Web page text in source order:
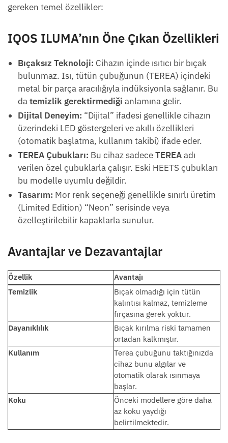
gereken temel özellikler:
IQOS ILUMA’nın Öne Çıkan Özellikleri
Bıçaksız Teknoloji: Cihazın içinde ısıtıcı bir bıçak
bulunmaz. Isı, tütün çubuğunun (TEREA) içindeki
metal bir parça aracılığıyla indüksiyonla sağlanır. Bu
datemizlik gerektirmediği anlamına gelir.
Dijital Deneyim: “Dijital” ifadesi genellikle cihazın
üzerindeki LED göstergeleri ve akıllı özellikleri
(otomatik başlatma, kullanım takibi) ifade eder.
TEREA Çubukları: Bu cihaz sadeceTEREAadı
verilen özel çubuklarla çalışır. Eski HEETS çubukları
bu modelle uyumlu değildir.
Tasarım: Mor renk seçeneği genellikle sınırlı üretim
(Limited Edition) “Neon” serisinde veya
özelleştirilebilir kapaklarla sunulur.
Avantajlar ve Dezavantajlar
Özellik
Avantajı
Temizlik
Bıçak olmadığı için tütün
kalıntısı kalmaz, temizleme
fırçasına gerek yoktur.
Dayanıklılık
Bıçak kırılma riski tamamen
ortadan kalkmıştır.
Kullanım
Terea çubuğunu taktığınızda
cihaz bunu algılar ve
otomatik olarak ısınmaya
başlar.
Koku
Önceki modellere göre daha
az koku yaydığı
belirtilmektedir.